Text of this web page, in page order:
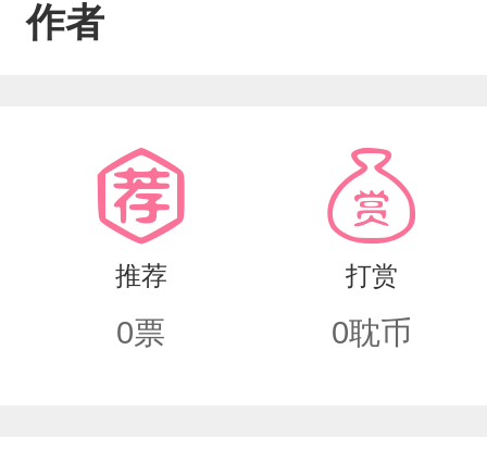
意的笑了笑：“这么喜欢他啊，那我成
来。望着逆阳跑过来的虫，朱祺再次
默守护表里不一受韩格攻有过前任，换
作者
推荐
0票
打赏
0耽币